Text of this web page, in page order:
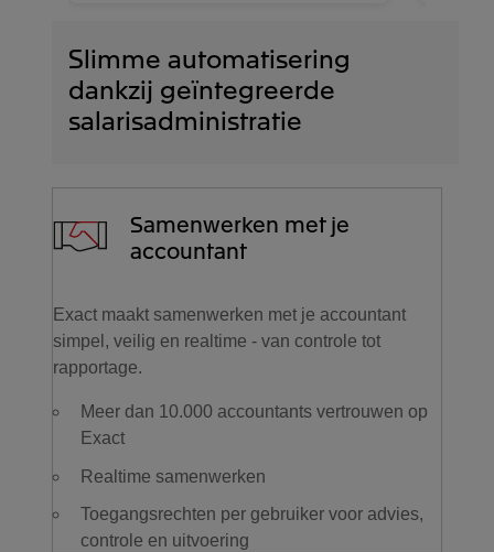
Slimme automatisering
dankzij geïntegreerde
salarisadministratie
Samenwerken met je
accountant
Exact maakt samenwerken met je accountant
simpel, veilig en realtime - van controle tot
rapportage.
Meer dan 10.000 accountants vertrouwen op
Exact
Realtime samenwerken
Toegangsrechten per gebruiker voor advies,
controle en uitvoering